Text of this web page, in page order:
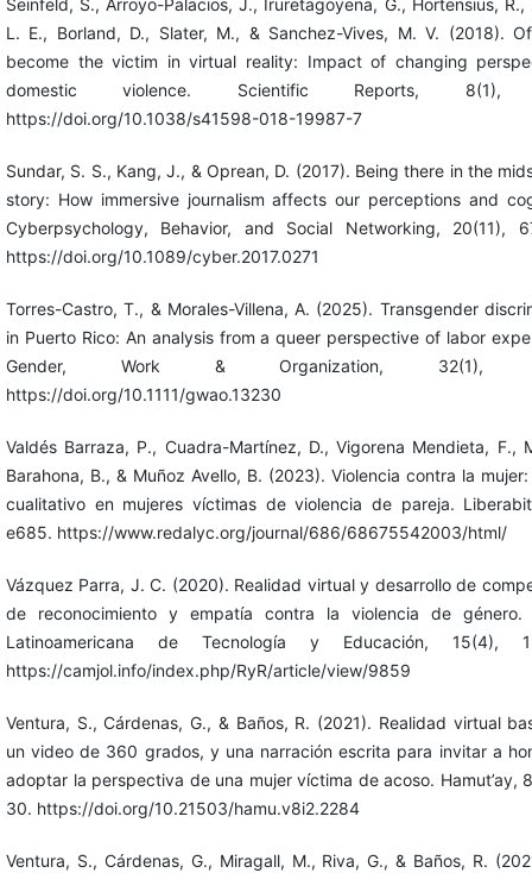
Seinfeld, S., Arroyo-Palacios, J., Iruretagoyena, G., Hortensius, R.,
L. E., Borland, D., Slater, M., & Sanchez-Vives, M. V. (2018).
become the victim in virtual reality: Impact of changing
domestic violence. Scientific Reports, 8(1),
https://doi.org/10.1038/s41598-018-19987-7
Sundar, S. S., Kang, J., & Oprean, D. (2017). Being there in the
story: How immersive journalism affects our perceptions and
Cyberpsychology, Behavior, and Social Networking, 20(11),
https://doi.org/10.1089/cyber.2017.0271
Torres-Castro, T., & Morales-Villena, A. (2025). Transgender
in Puerto Rico: An analysis from a queer perspective of labor
Gender, Work & Organization, 32(1),
https://doi.org/10.1111/gwao.13230
Valdés Barraza, P., Cuadra-Martínez, D., Vigorena Mendieta, F.,
Barahona, B., & Muñoz Avello, B. (2023). Violencia contra la
cualitativo en mujeres víctimas de violencia de pareja.
e685. https://www.redalyc.org/journal/686/68675542003/html/
Vázquez Parra, J. C. (2020). Realidad virtual y desarrollo de
de reconocimiento y empatía contra la violencia de género.
Latinoamericana de Tecnología y Educación, 15(4),
https://camjol.info/index.php/RyR/article/view/9859
Ventura, S., Cárdenas, G., & Baños, R. (2021). Realidad virtual
un video de 360 grados, y una narración escrita para invitar a
adoptar la perspectiva de una mujer víctima de acoso. Hamut’ay,
30. https://doi.org/10.21503/hamu.v8i2.2284
Ventura, S., Cárdenas, G., Miragall, M., Riva, G., & Baños, R.